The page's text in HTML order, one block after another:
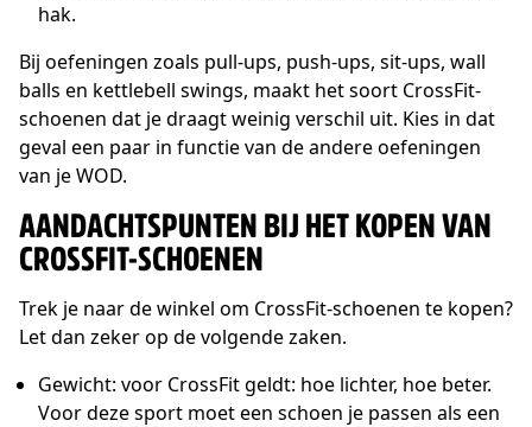
hak.
Bij oefeningen zoals pull-ups, push-ups, sit-ups, wall
balls en kettlebell swings, maakt het soort CrossFit-
schoenen dat je draagt weinig verschil uit. Kies in dat
geval een paar in functie van de andere oefeningen
van je WOD.
AANDACHTSPUNTEN BIJ HET KOPEN VAN
CROSSFIT-SCHOENEN
Trek je naar de winkel om CrossFit-schoenen te kopen?
Let dan zeker op de volgende zaken.
Gewicht: voor CrossFit geldt: hoe lichter, hoe beter.
Voor deze sport moet een schoen je passen als een